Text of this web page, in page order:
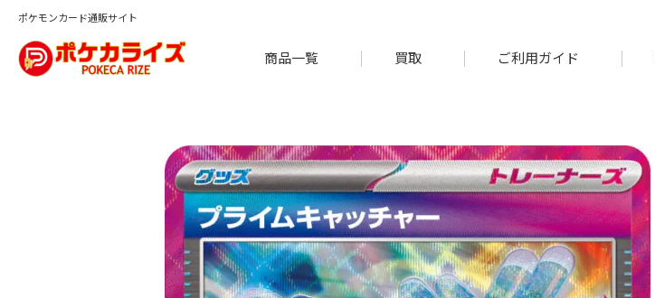
ポケモンカード通販サイト
商品一覧 買取 ご利用ガイド